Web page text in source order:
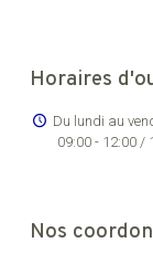
Horaires
Du lundi au
09:00 - 12:00 /
Nos